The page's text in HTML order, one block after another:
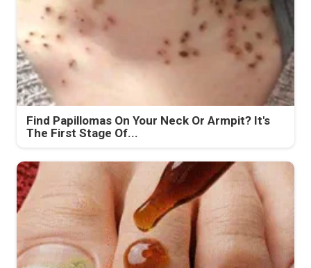
Find Papillomas On Your Neck Or Armpit? It's
The First Stage Of...